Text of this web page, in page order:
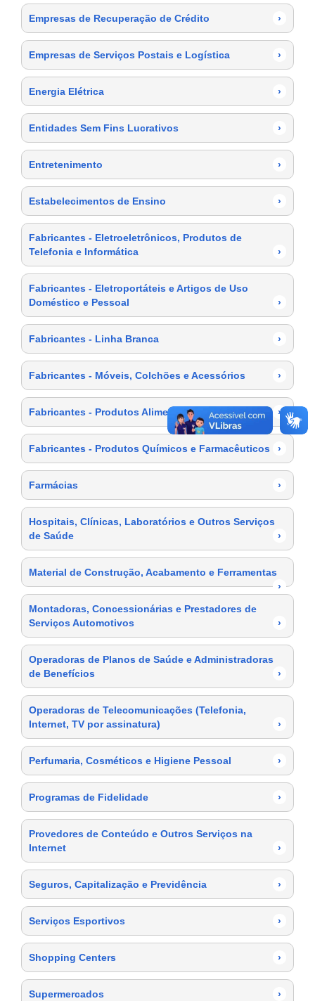
Empresas de Recuperação de Crédito ›
Empresas de Serviços Postais e Logística ›
Energia Elétrica ›
Entidades Sem Fins Lucrativos ›
Entretenimento ›
Estabelecimentos de Ensino ›
Fabricantes - Eletroeletrônicos, Produtos de
Telefonia e Informática
›
Fabricantes - Eletroportáteis e Artigos de Uso
Doméstico e Pessoal
›
Fabricantes - Linha Branca ›
Fabricantes - Móveis, Colchões e Acessórios ›
Fabricantes - Produtos Alimentícios ›
Fabricantes - Produtos Químicos e Farmacêuticos ›
Farmácias ›
Hospitais, Clínicas, Laboratórios e Outros Serviços
de Saúde
›
Material de Construção, Acabamento e Ferramentas
›
Montadoras, Concessionárias e Prestadores de
Serviços Automotivos
›
Operadoras de Planos de Saúde e Administradoras
de Benefícios
›
Operadoras de Telecomunicações (Telefonia,
Internet, TV por assinatura)
›
Perfumaria, Cosméticos e Higiene Pessoal ›
Programas de Fidelidade ›
Provedores de Conteúdo e Outros Serviços na
Internet
›
Seguros, Capitalização e Previdência ›
Serviços Esportivos ›
Shopping Centers ›
Supermercados ›